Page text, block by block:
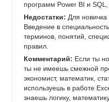
программ Power BI и
Недостатки: Для
Введение в
терминов, понятий,
правил.
Комментарий: Если ты
ты не имеешь смежной
экономист, математик,
используешь в работе
знаешь логику,